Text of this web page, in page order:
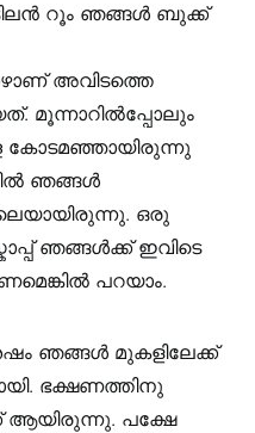
റൂം ഞങ്ങൾ ബുക്ക്
അവിടത്തെ
മൂന്നാറിൽപ്പോലും
കോടമഞ്ഞായിരുന്നു
ഞങ്ങൾ
ഒരു
ഞങ്ങൾക്ക് ഇവിടെ
പറയാം.
ഞങ്ങൾ മുകളിലേക്ക്
ഭക്ഷണത്തിനു
ആയിരുന്നു. പക്ഷേ